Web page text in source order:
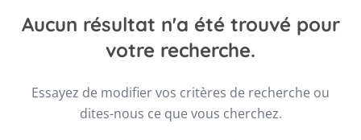
Rillaar (3202) Remove
Studio Remove
Vue de la carte
Recherche Trier par
Aucun résultat n'a été trouvé pour
votre recherche.
Essayez de modifier vos critères de recherche ou
dites-nous ce que vous cherchez.